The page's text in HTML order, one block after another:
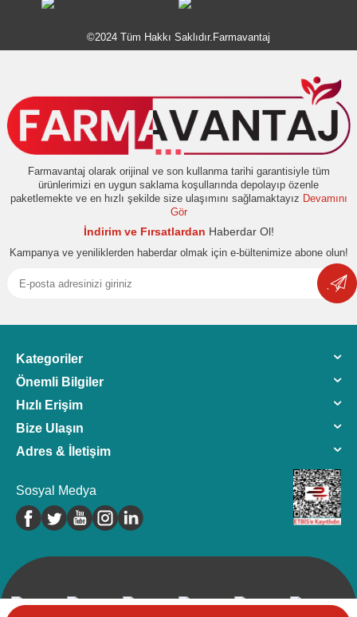
©2024 Tüm Hakkı Saklıdır.Farmavantaj
Farmavantaj olarak orijinal ve son kullanma tarihi garantisiyle tüm
ürünlerimizi en uygun saklama koşullarında depolayıp özenle
paketlemekte ve en hızlı şekilde size ulaşımını sağlamaktayız Devamını
Gör
İndirim ve Fırsatlardan Haberdar Ol!
Kampanya ve yeniliklerden haberdar olmak için e-bültenimize abone olun!
Kategoriler
Önemli Bilgiler
Hızlı Erişim
Bize Ulaşın
Adres & İletişim
Sosyal Medya